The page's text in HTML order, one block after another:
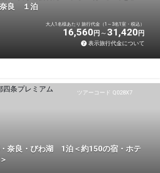
良 １泊
大人1名様あたり 旅行代金（1～3名1室・税込）
16,560 円 31,420 円
表示旅行代金について
ツアーコード Q028X7
奈良・びわ湖 1泊＜約150の宿・ホテ